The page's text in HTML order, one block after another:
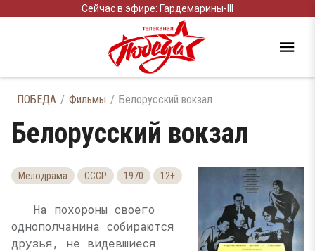
Сейчас в эфире: Гардемарины-III
ПОБЕДА Фильмы Белорусский вокзал
Белорусский вокзал
Мелодрама СССР 1970 12+
На похороны своего
однополчанина собираются
друзья, не видевшиеся